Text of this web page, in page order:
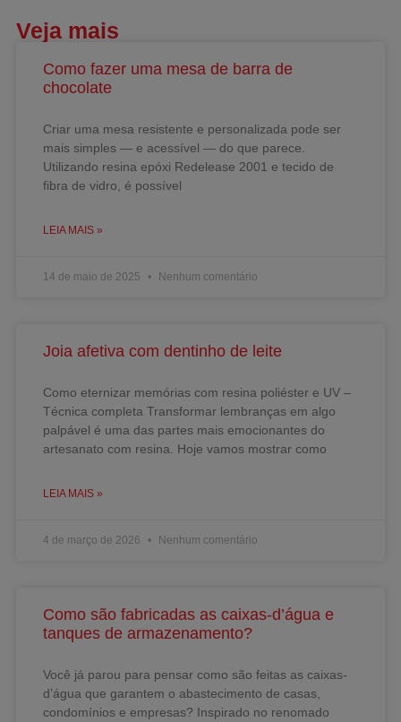
Veja mais
Como fazer uma mesa de barra de
chocolate
Criar uma mesa resistente e personalizada pode ser
mais simples — e acessível — do que parece.
Utilizando resina epóxi Redelease 2001 e tecido de
fibra de vidro, é possível
LEIA MAIS »
14 de maio de 2025 Nenhum comentário
Joia afetiva com dentinho de leite
Como eternizar memórias com resina poliéster e UV –
Técnica completa Transformar lembranças em algo
palpável é uma das partes mais emocionantes do
artesanato com resina. Hoje vamos mostrar como
LEIA MAIS »
4 de março de 2026 Nenhum comentário
Como são fabricadas as caixas-d’água e
tanques de armazenamento?
Você já parou para pensar como são feitas as caixas-
d’água que garantem o abastecimento de casas,
condomínios e empresas? Inspirado no renomado